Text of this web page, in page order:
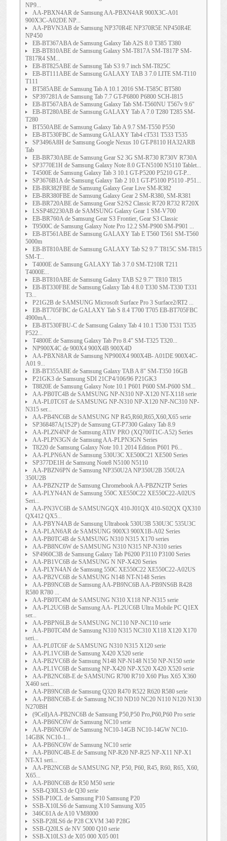
NP9...
AA-PBXN4AR de Samsung AA-PBXN4AR 900X3C-A01
900X3C-A02DE NP...
AA-PBVN3AB de Samsung NP370R4E NP370R5E NP450R4E
NP450
EB-BT367ABA de Samsung Galaxy Tab A2S 8.0 T385 T380
EB-BT810ABE de Samsung Galaxy SM-T817A SM-T817P SM-
T817R4 SM...
EB-BT825ABE de Samsung Tab S3 9.7 inch SM-T825C
EB-BT111ABE de Samsung GALAXY TAB 3 7.0 LITE SM-T110
T111
BT585ABE de Samsung Tab A 10.1 2016 SM-T585C BT580
SP397281A de Samsung Tab 7.7 GT-P6800 P6800 SCH-I815
EB-BT567ABA de Samsung Galaxy Tab SM-T560NU T567v 9.6"
EB-BT280ABE de Samsung GALAXY Tab A 7.0 T280 T285 SM-
T280
BT550ABE de Samsung Galaxy Tab A 9.7 SM-T550 P550
EB-BT530FBC de Samsung GALAXY Tab4 cT531 T533 T535
SP3496A8H de Samsung Google Nexus 10 GT-P8110 HA32ARB
Tab
EB-BR730ABE de Samsung Gear S2 3G SM-R730 R730V R730A
SP3770E1H de Samsung Galaxy Note 8.0 GT-N5100 N5110 Tablet...
T4500E de Samsung Galaxy Tab 3 10.1 GT-P5200 P5210 GT-P...
SP3676B1A de Samsung Galaxy Tab 2 10.1 GT-P5100 P5110 -P51...
EB-BR382FBE de Samsung Galaxy Gear Live SM-R382
EB-BR380FBE de Samsung Galaxy Gear 2 SM-R380, SM-R381
EB-BR720ABE de Samsung Gear S2/S2 Classic R720 R732 R720X
LSSP482230AB de SAMSUNG Galaxy Gear 1 SM-V700
EB-BR760A de Samsung Gear S3 Frontier, Gear S3 Classic
T9500C de Samsung Galaxy Note Pro 12.2 SM-P900 SM-P901 ...
EB-BT561ABE de Samsung GALAXY Tab E T560 T561 SM-T560
5000m
EB-BT810ABE de Samsung GALAXY Tab S2 9.7' T815C SM-T815
SM-T...
T4000E de Samsung GALAXY Tab 3 7.0 SM-T210R T211
T4000E...
EB-BT810ABE de Samsung Galaxy TAB S2 9.7" T810 T815
EB-BT330FBE de Samsung Galaxy Tab 4 8.0 T330 SM-T330 T331
T3...
P21G2B de SAMSUNG Microsoft Surface Pro 3 Surface2/RT2 ...
EB-BT705FBC de GALAXY Tab S 8.4 T700 T705 EB-BT705FBC
4900mA...
EB-BT530FBU-C de Samsung Galaxy Tab 4 10.1 T530 T531 T535
P522...
T4800E de Samsung Galaxy Tab Pro 8.4" SM-T325 T320...
NP900X4C de 900X4 900X4B 900X4D
AA-PBXN8AR de Samsung NP900X4 900X4B- A01DE 900X4C-
A01 9...
EB-BT355ABE de Samsung Galaxy TAB A 8" SM-T350 16GB
P21GK3 de Samsung SDI 21CP4/106/96 P21GK3
T8820E de Samsung Galaxy Note 10.1 P601 P600 SM-P600 SM...
AA-PB0TC4B de SAMSUNG NP-N310 NP-X120 NT-X118 serie
AA-PL0TC6T de SAMSUNG NP-N310 NP-X120 NP-NC310 NP-
N315 ser...
AA-PB4NC6B de SAMSUNG NP R45,R60,R65,X60,X65 serie
SP368487A(1S2P) de Samsung GT-P7300 Galaxy Tab 8.9
AA-PLZN4NP de Samsung ATIV PRO (XQ700T1C-A52) Series
AA-PLPN3GN de Samsung AA-PLPN3GN Series
T8220 de Samsung Galaxy Note 10.1 2014 Edition P601 P6...
AA-PLPN6AN de Samsung 530U3C XE500C21 XE500 Series
SP377DE1H de Samsung Note8 N5100 N5110
AA-PBZN6PN de Samsung NP350U2A NP350U2B 350U2A
350U2B
AA-PBZN2TP de Samsung Chromebook AA-PBZN2TP Series
AA-PLYN4AN de Samsung 550C XE550C22 XE550C22-A02US
Seri...
AA-PN3VC6B de SAMSUNGQX 410-J01QX 410-S02QX QX310
QX412 QX5...
AA-PBYN4AB de Samsung Ultrabook 530U3B 530U3C 535U3C
AA-PLAN6AR de SAMSUNG 900X3 900X1B-A02 Series
AA-PB0TC4B de SAMSUNG N310 N315 X170 series
AA-PB8NC6W de SAMSUNG N310 N315 NP-N310 series
SP4960C3B de Samsung Galaxy Tab P6200 P3110 P3100 Series
AA-PB1VC6B de SAMSUNG N NP-X420 Series
AA-PLYN4AN de Samsung 550C XE550C22 XE550C22-A02US
AA-PB2VC6B de SAMSUNG N148 NT-N148 Series
AA-PB9NC6B de Samsung AA-PB9NC6B AA-PB9NS6B R428
R580 R780 ...
AA-PB0TC4M de SAMSUNG N310 X118 NP-N315 serie
AA-PL2UC6B de Samsung AA- PL2UC6B Ultra Mobile PC Q1EX
ser...
AA-PBPN6LB de SAMSUNG NC110 NP-NC110 serie
AA-PB0TC4M de Samsung N310 N315 NC310 X118 X120 X170
seri...
AA-PL0TC6F de SAMSUNG N310 N315 X120 serie
AA-PL1VC6B de Samsung X420 X520 serie
AA-PB2VC6B de Samsung N148 NP-N148 N150 NP-N150 serie
AA-PL1VC6B de Samsung NP-X420 NP-X520 X420 X520 serie
AA-PB2NC6B-E de SAMSUNG R700 R710 X60 Plus X65 X360
X460 seri...
AA-PB9NC6B de Samsung Q320 R470 R522 R620 R580 serie
AA-PB8NC6B-E de Samsung NC10 ND10 NC20 N110 N120 N130
N270BH
(9Cell)AA-PB2NC6B de Samsung P50,P50 Pro,P60,P60 Pro serie
AA-PB6NC6W de Samsung NC10 serie
AA-PB6NC6W de Samsung NC10-14GB NC10-14GW NC10-
14GBK NC10-1...
AA-PB6NC6W de Samsung NC10 serie
AA-PB0NC4B-E de Samsung NP-R20 NP-R25 NP-X11 NP-X1
NT-X1 seri...
AA-PB2NC6B de SAMSUNG NP, P50, P60, R45, R60, R65, X60,
X65...
AA-PB0NC6B de R50 M50 serie
SSB-Q30LS3 de Q30 serie
SSB-P10CL de Samsung P10 Samsung P20
SSB-X10LS6 de Samsung X10 Samsung X05
346C61A de A10 VM8000
SSB-P28LS6 de P28 CXVM 340 P28G
SSB-Q20LS de NV 5000 Q10 serie
SSB-X10LS3 de X05 000 X05 001